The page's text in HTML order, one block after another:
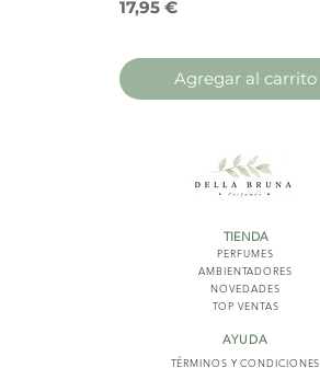
Precio
17,95 €
Agregar al carrito
TIENDA
PERFUMES
AMBIENTADORES
NOVEDADES
TOP VENTAS
AYUDA
TÉRMINOS Y CONDICIONES